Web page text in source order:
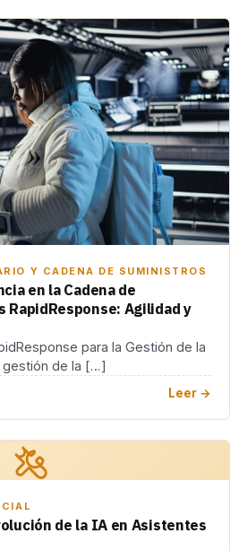
Y CADENA DE SUMINISTROS
en la Cadena de
RapidResponse: Agilidad y
para la Gestión de la
gestión de la […]
Leer →
de la IA en Asistentes